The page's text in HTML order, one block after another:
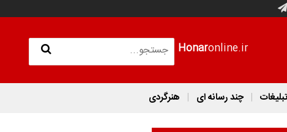
Honaronline.ir
تبلیغات چند رسانه ای هنرگردی